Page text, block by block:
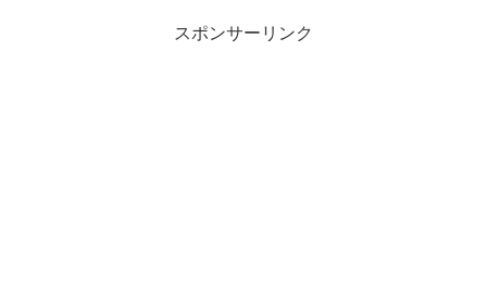
すので、修理に出す前に試す価値はある
と思います。
スポンサーリンク